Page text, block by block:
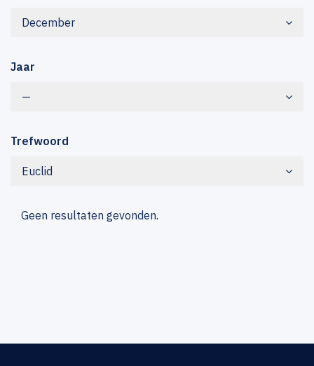
December
Jaar
—
Trefwoord
Euclid
Geen resultaten gevonden.